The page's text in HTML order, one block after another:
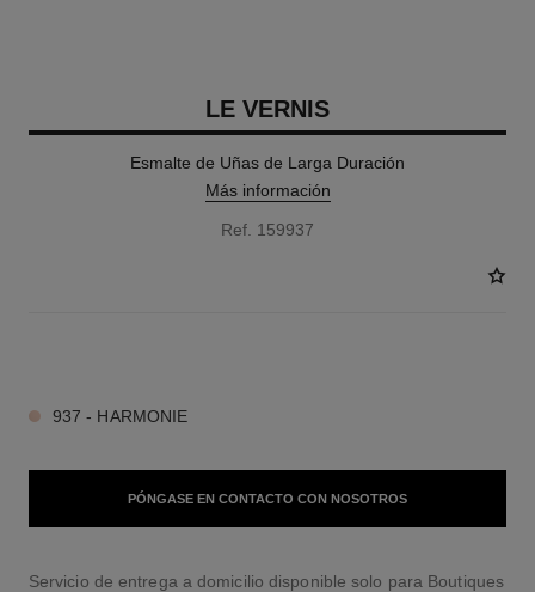
LE VERNIS
Esmalte de Uñas de Larga Duración
Más información
Ref. 159937
937 - HARMONIE
PÓNGASE EN CONTACTO CON NOSOTROS
Servicio de entrega a domicilio disponible solo para Boutiques